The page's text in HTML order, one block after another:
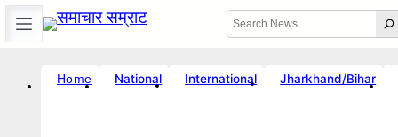
Skip
to
content
Search
Home National International Jharkhand/Bihar